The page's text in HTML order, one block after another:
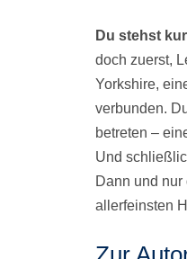
Du stehst
doch zuerst,
Yorkshire,
verbunden.
betreten –
Und
Dann und
allerfeinsten